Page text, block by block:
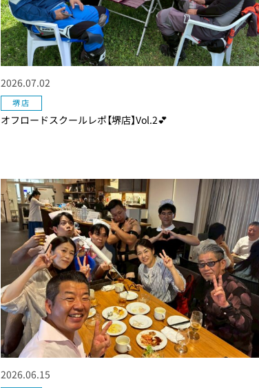
オフロードスクールレポ【堺店】Vol.2💕
2026.07.02
堺店
2026.06.15